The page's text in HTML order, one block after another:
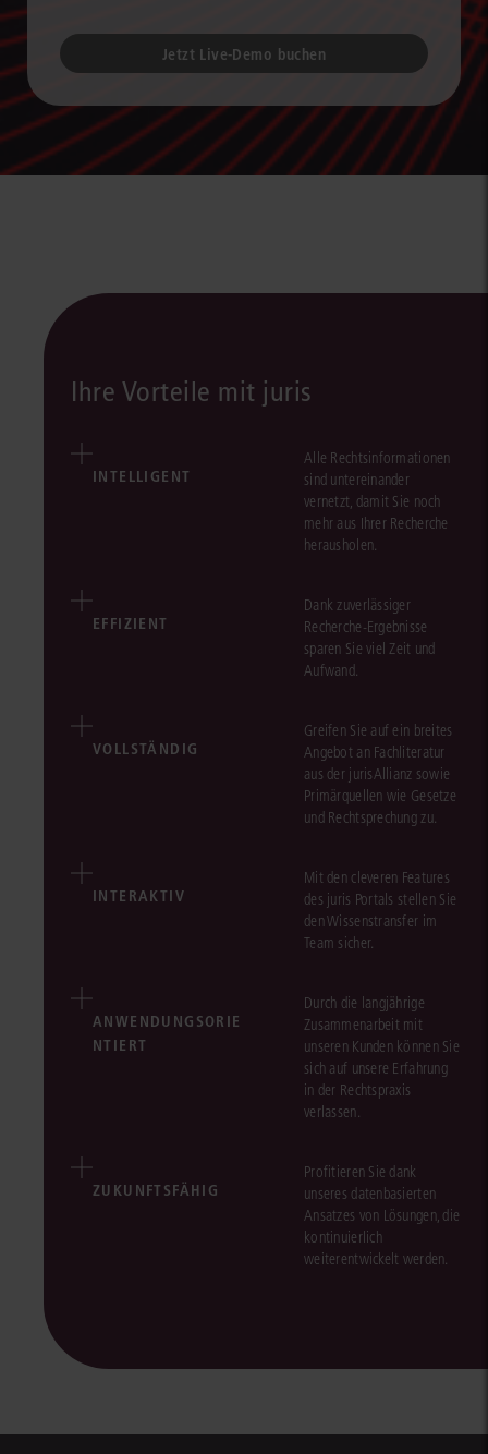
Jetzt Live-Demo buchen
Ihre Vorteile mit juris
INTELLIGENT
Alle Rechtsinformationen
sind untereinander
vernetzt, damit Sie noch
mehr aus Ihrer Recherche
herausholen.
EFFIZIENT
Dank zuverlässiger
Recherche-Ergebnisse
sparen Sie viel Zeit und
Aufwand.
VOLLSTÄNDIG
Greifen Sie auf ein breites
Angebot an Fachliteratur
aus der jurisAllianz sowie
Primärquellen wie Gesetze
und Rechtsprechung zu.
INTERAKTIV
Mit den cleveren Features
des juris Portals stellen Sie
den Wissenstransfer im
Team sicher.
ANWENDUNGSORIE
NTIERT
Durch die langjährige
Zusammenarbeit mit
unseren Kunden können Sie
sich auf unsere Erfahrung
in der Rechtspraxis
verlassen.
ZUKUNFTSFÄHIG
Profitieren Sie dank
unseres datenbasierten
Ansatzes von Lösungen, die
kontinuierlich
weiterentwickelt werden.